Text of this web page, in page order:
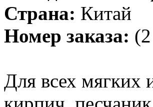
Страна: Китай
Номер заказа:
Для всех мягких